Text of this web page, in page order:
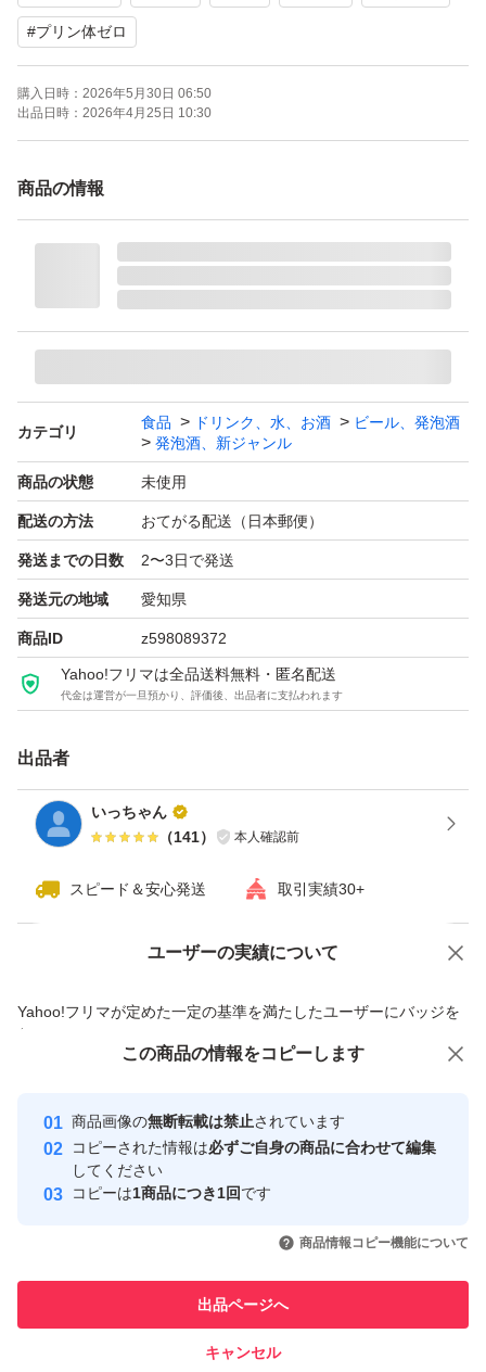
お酒 ビール 発泡酒 酎ハイ チューハイ カクテル ハイボー
マルエフ 黒生 スーパードライ ドライクリスタル 晴れ風
ハイ 本搾り 一番搾り 淡麗グリーンラベル 淡麗プラチナダ
ル ジムビーム 華よい -196ストロングゼロ スプリングバレ
ー 翠ジンソーダ パーフェクトサントリービール PSB 金
麦 マスターズドリーム
よろしくお願いいたします。
アサヒ スタイルフリー トリプルゼロ 500ml 缶 24本 1ケー
ス
ブランド：ー
#プリン体ゼロ
購入日時： 2026年5月30日 06:50
出品日時： 2026年4月25日 10:30
商品の情報
カテゴリ
食品 ドリンク、水、お酒
ビール、発泡酒
発泡酒、新ジャンル
商品の状態 未使用
配送の方法 おてがる配送（日本郵便）
発送までの日数 2〜3日で発送
発送元の地域 愛知県
商品ID z598089372
Yahoo!フリマは全品送料無料・匿名配送
代金は運営が一旦預かり、評価後、出品者に支払われます
出品者
いっちゃん
（141） 本人確認前
スピード＆安心発送 取引実績30+
ユーザーの実績について
Yahoo!フリマが定めた一定の基準を満たしたユーザーにバッジを
付与しています
安心取引出品者
心・安全なユーザーです
取引実績
引を完了させた実績があります
での取引実績があります
価格の相談 商品への質問
この商品の情報をコピーします
商品画像の無断転載は禁止されています
コピーされた情報は必ずご自身の商品に合わせて編集
してください
コピーは1商品につき1回です
商品情報コピー機能について
出品ページへ
キャンセル
この商品をみている人にオススメ